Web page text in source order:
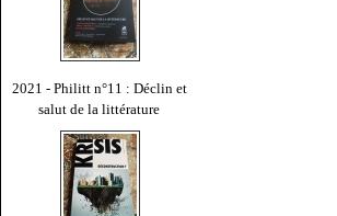
2021 - Philitt n°11 : Déclin et
salut de la littérature